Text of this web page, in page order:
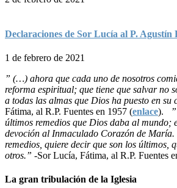
Declaraciones de Sor Lucía al P. Agustín
1 de febrero de 2021
” (…) ahora que cada uno de nosotros
reforma espiritual; que tiene que salvar no
a todas las almas que Dios ha puesto en su
Fátima, al R.P. Fuentes en 1957 (enlace).
últimos remedios que Dios daba al mundo;
devoción al Inmaculado Corazón de María.
remedios, quiere decir que son los últimos,
otros.” -Sor Lucía, Fátima, al R.P. Fuentes
La gran tribulación de la Iglesia